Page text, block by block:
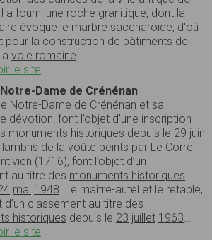
a fourni une roche granitique, dont la
évoque le marbre saccharoïde, d'où
pour la construction de bâtiments de
voie romaine…
le site
Dame de Crénénan
Notre-Dame de Crénénan et sa
dévotion, font l’objet d’une inscription
monuments historiques depuis le 29 juin
lambris de la voûte peints par Le Corre
(1716), font l’objet d’un
au titre des monuments historiques
mai 1948. Le maître-autel et le retable,
d’un classement au titre des
historiques depuis le 23 juillet 1963…
le site